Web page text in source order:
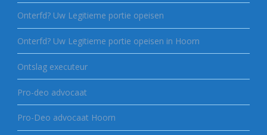
Onterfd? Uw Legitieme portie opeisen
Onterfd? Uw Legitieme portie opeisen in Hoorn
Ontslag executeur
Pro-deo advocaat
Pro-Deo advocaat Hoorn